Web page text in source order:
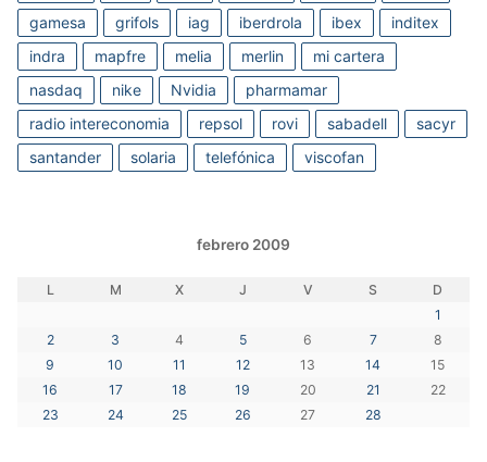
gamesa
grifols iag iberdrola ibex
inditex
indra
mapfre melia merlin
mi cartera
nasdaq
nike Nvidia
pharmamar
radio intereconomia
repsol rovi sabadell
sacyr
santander
solaria telefónica viscofan
febrero 2009
L M X J V S
D
1
2
3 4 5 6 7
8
9
10 11 12 13 14
15
16
17 18 19 20 21
22
23
24 25 26 27 28